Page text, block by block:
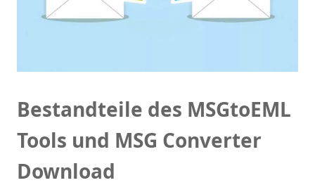
Bestandteile des MSGtoEML
Tools und MSG Converter
Download